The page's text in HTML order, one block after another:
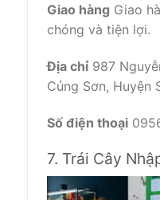
Giao hàng Giao
chóng và tiện lợi.
Địa chỉ 987
Củng Sơn, Huyện
Số điện thoại
7. Trái Cây